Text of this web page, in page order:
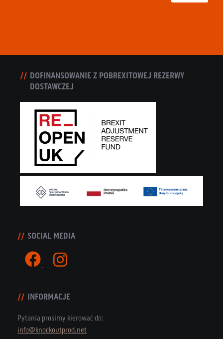
DOFINANSOWANIE Z POBREXITOWEJ REZERWY
DOSTAWCZEJ
SOCIAL MEDIA
INFORMACJE
Pytania prosimy kierować do:
info@knockoutprod.net